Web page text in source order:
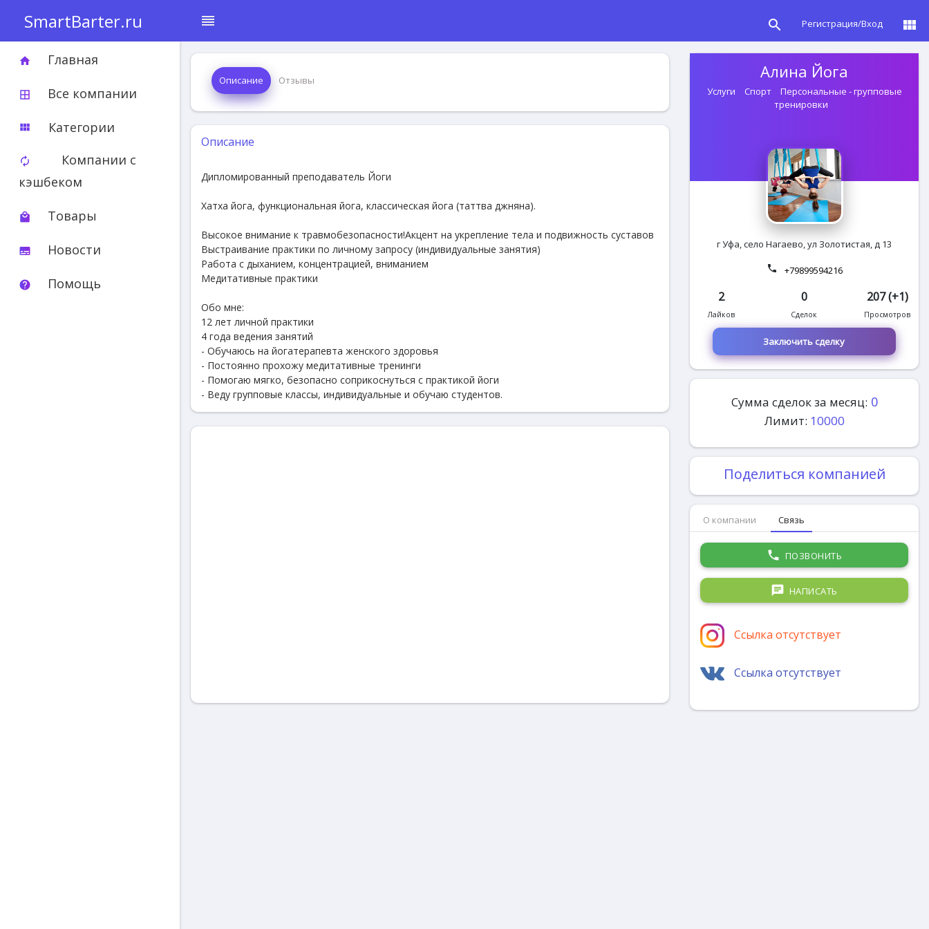
SmartBarter.ru reorder search Регистрация/Вход view_module
home Главная
border_all Все компании
view_module Категории
autorenew
Компании с
кэшбеком
local_mall Товары
subtitles Новости
help Помощь
Алина Йога
Услуги Спорт
Персональные - групповые
тренировки
г Уфа, село Нагаево, ул Золотистая, д 13
phone +79899594216
2
Лайков
0
Сделок
207 (+1)
Просмотров
Заключить сделку
Сумма сделок за месяц: 0
Лимит: 10000
Поделиться компанией
О компании Связь
phone ПОЗВОНИТЬ
chat НАПИСАТЬ
Ссылка отсутствует
Ссылка отсутствует
Описание Отзывы
Описание
Дипломированный преподаватель Йоги
Хатха йога, функциональная йога, классическая йога (таттва джняна).
Высокое внимание к травмобезопасности!Акцент на укрепление тела и подвижность суставов
Выстраивание практики по личному запросу (индивидуальные занятия)
Работа с дыханием, концентрацией, вниманием
Медитативные практики
Обо мне:
12 лет личной практики
4 года ведения занятий
- Обучаюсь на йогатерапевта женского здоровья
- Постоянно прохожу медитативные тренинги
- Помогаю мягко, безопасно соприкоснуться с практикой йоги
- Веду групповые классы, индивидуальные и обучаю студентов.